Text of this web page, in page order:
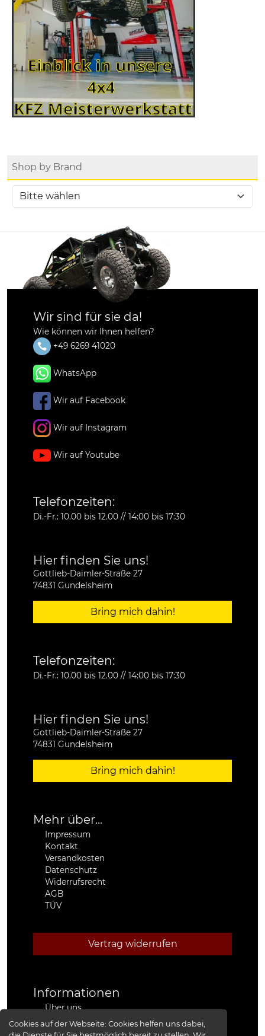
Cookies auf der Webseite:Cookies helfen uns dabei,
Shop by Brand
Wir sind für sie da!
Wie können wir Ihnen helfen?
+49 6269 41020
WhatsApp
Wir auf Facebook
Wir auf Instagram
Wir auf Youtube
Telefonzeiten:
Di.-Fr.: 10.00 bis 12.00 // 14:00 bis 17:30
Hier finden Sie uns!
Gottlieb-Daimler-Straße 27
74831 Gundelsheim
Bring mich dahin!
Telefonzeiten:
Di.-Fr.: 10.00 bis 12.00 // 14:00 bis 17:30
Hier finden Sie uns!
Gottlieb-Daimler-Straße 27
74831 Gundelsheim
Bring mich dahin!
Mehr über...
Impressum
Kontakt
Versandkosten
Datenschutz
Widerrufsrecht
AGB
TÜV
Vertrag widerrufen
Informationen
Über uns
Stützpunkthändler
4x4 Kfz-Meister Werkstatt Jeep®